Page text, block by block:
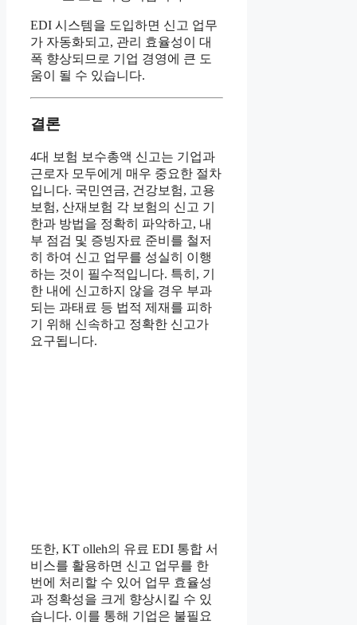
EDI 시스템을 도입하면 신고 업무
가 자동화되고, 관리 효율성이 대
폭 향상되므로 기업 경영에 큰 도
움이 될 수 있습니다.
결론
4대 보험 보수총액 신고는 기업과
근로자 모두에게 매우 중요한 절차
입니다. 국민연금, 건강보험, 고용
보험, 산재보험 각 보험의 신고 기
한과 방법을 정확히 파악하고, 내
부 점검 및 증빙자료 준비를 철저
히 하여 신고 업무를 성실히 이행
하는 것이 필수적입니다. 특히, 기
한 내에 신고하지 않을 경우 부과
되는 과태료 등 법적 제재를 피하
기 위해 신속하고 정확한 신고가
요구됩니다.
또한, KT olleh의 유료 EDI 통합 서
비스를 활용하면 신고 업무를 한
번에 처리할 수 있어 업무 효율성
과 정확성을 크게 향상시킬 수 있
습니다. 이를 통해 기업은 불필요